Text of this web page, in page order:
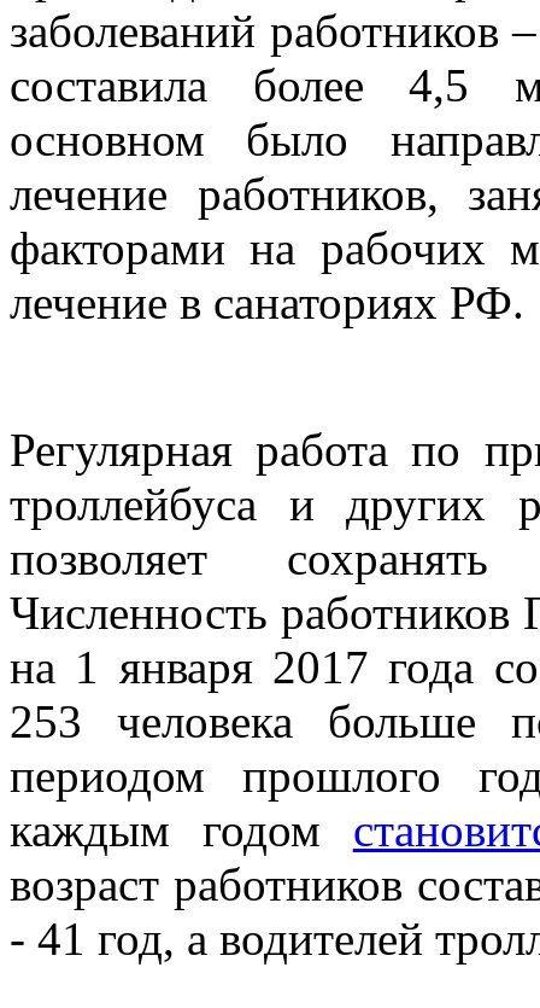
заболеваний работников
составила более 4,5
основном было
лечение работников,
факторами на рабочих
лечение в санаториях РФ.
Регулярная работа по
троллейбуса и других
позволяет
Численность работников
на 1 января 2017 года
253 человека больше
периодом прошлого
каждым годом
возраст работников
- 41 год, а водителей